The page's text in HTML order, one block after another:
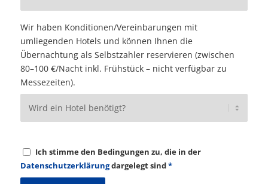
Wir haben Konditionen/Vereinbarungen mit
umliegenden Hotels und können Ihnen die
Übernachtung als Selbstzahler reservieren (zwischen
80–100 €/Nacht inkl. Frühstück – nicht verfügbar zu
Messezeiten).
Ich stimme den Bedingungen zu, die in der
Datenschutzerklärungdargelegt sind*